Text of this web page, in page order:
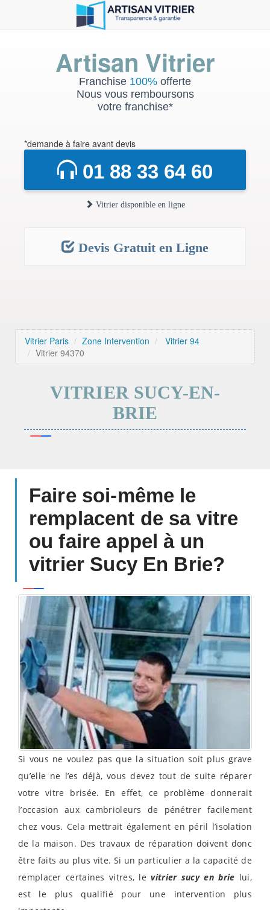
Artisan Vitrier
Franchise 100% offerte
Nous vous remboursons
votre franchise*
*demande à faire avant devis
01 88 33 64 60
Vitrier disponible en ligne
Devis Gratuit en Ligne
Vitrier Paris Zone Intervention
Vitrier 94
Vitrier 94370
VITRIER SUCY-EN-
BRIE
Faire soi-même le
remplacent de sa vitre
ou faire appel à un
vitrier Sucy En Brie?
Si vous ne voulez pas que la situation soit plus grave
qu’elle ne l’es déjà, vous devez tout de suite réparer
votre vitre brisée. En effet, ce problème donnerait
l’occasion aux cambrioleurs de pénétrer facilement
chez vous. Cela mettrait également en péril l’isolation
de la maison. Des travaux de réparation doivent donc
être faits au plus vite. Si un particulier a la capacité de
remplacer certaines vitres, levitrier sucy en brie lui,
est le plus qualifié pour une intervention plus